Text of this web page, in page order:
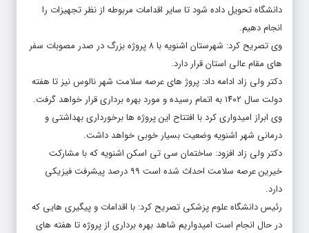
دانشگاه تحویل داده شود تا سایر اقدامات مربوطه از نظر تجهیزات را
انجام دهیم.
وی تصریح کرد: شهرستان اشنویه با ۸ پروژه بزرگ در صدر مصوبات سفر
های مقام عالی استان قرار دارد.
دکتر ولی زاد ادامه داد: پروژ های عرصه سلامت شهر نالوس نیز تا هفته
دولت سال ۱۴۰۲ به اتمام رسیده و مورد بهره برداری قرار خواهد گرفت.
وی ابراز امیدواری کرد با افتتاح این پروژه ها برخورداری بهداشتی و
درمانی شهر اشنویه وضعیت بسیار خوبی خواهد داشت.
دکتر ولی زاد افزود: ساختمان سی تی اسکن اشنویه که با مشارکت
خیرین عرصه سلامت احداث شده است ۹۹ درصد پیشرفت فیزیکی
دارد.
رئیس دانشگاه علوم پزشکی تصریح کرد: با اقدامات و پیگیری هایی که
در حال انجام است امیدواریم شاهد بهره برداری از پروژه تا هفته های